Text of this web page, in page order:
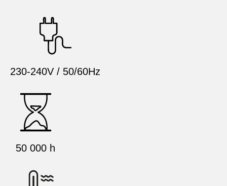
230-240V / 50/60Hz
50 000 h